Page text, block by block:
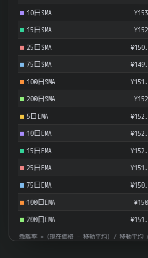
10日SMA
15日SMA
25日SMA
75日SMA
100日SMA
200日SMA
5日EMA
10日EMA
15日EMA
25日EMA
75日EMA
100日EMA
200日EMA
乖離率 = (現在価格 − 移動平均) / 移動平均